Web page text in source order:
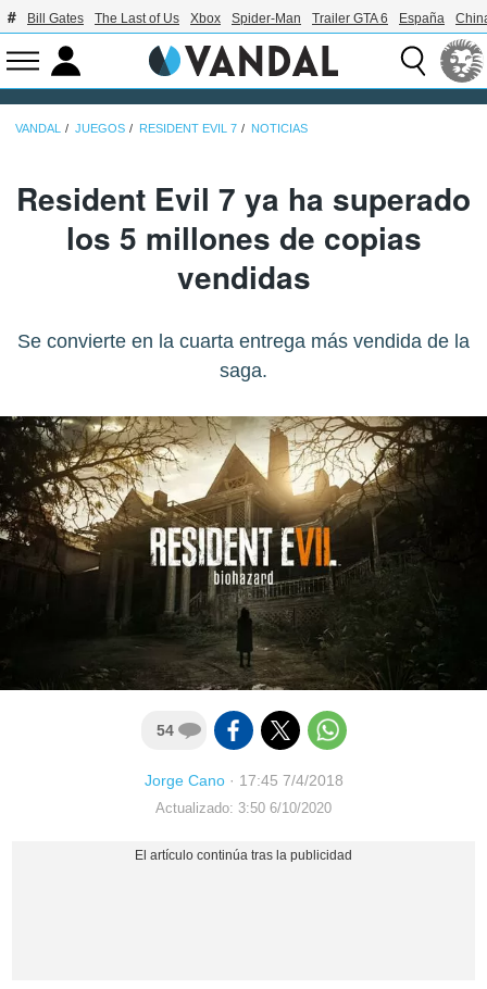
Bill Gates The Last of Us Xbox Spider-Man Trailer GTA 6 España
VANDAL JUEGOS RESIDENT EVIL 7 NOTICIAS
Resident Evil 7 ya ha superado
los 5 millones de copias
vendidas
Se convierte en la cuarta entrega más vendida de la
saga.
54
Jorge Cano· 17:45 7/4/2018
Actualizado: 3:50 6/10/2020